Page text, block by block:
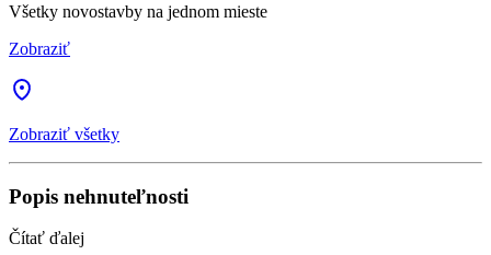
Všetky novostavby na jednom mieste
Zobraziť
Zobraziť všetky
Popis nehnuteľnosti
Čítať ďalej